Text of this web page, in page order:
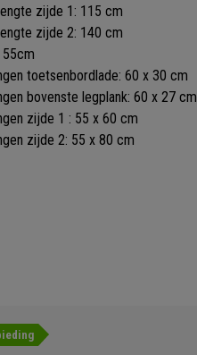
zijde 1: 115 cm
zijde 2: 140 cm
toetsenbordlade: 60 x 30 cm
bovenste legplank: 60 x 27 cm
zijde 1 : 55 x 60 cm
zijde 2: 55 x 80 cm